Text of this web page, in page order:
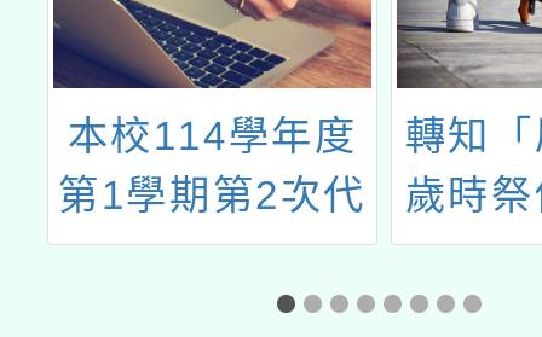
本校114學年度
第1學期第2次代
理教師(一般/輔
導)及教學支援人
轉知
歲時
該原
之法